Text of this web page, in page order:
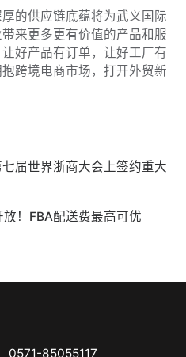
的供应链底蕴将为武义国际
来更多更有价值的产品和服
好产品有订单，让好工厂有
跨境电商市场，打开外贸新
届世界浙商大会上签约重大
放！FBA配送费最高可优
0571-85055117